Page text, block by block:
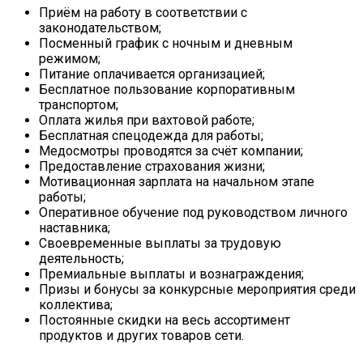
Приём на работу в соответствии с
законодательством;
Посменный график с ночным и дневным
режимом;
Питание оплачивается организацией;
Бесплатное пользование корпоративным
транспортом;
Оплата жилья при вахтовой работе;
Бесплатная спецодежда для работы;
Медосмотры проводятся за счёт компании;
Предоставление страхования жизни;
Мотивационная зарплата на начальном этапе
работы;
Оперативное обучение под руководством личного
наставника;
Своевременные выплаты за трудовую
деятельность;
Премиальные выплаты и вознаграждения;
Призы и бонусы за конкурсные мероприятия среди
коллектива;
Постоянные скидки на весь ассортимент
продуктов и других товаров сети.